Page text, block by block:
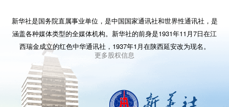
新华社是国务院直属事业单位，是中国国家通讯社和世界性通讯社，是
涵盖各种媒体类型的全媒体机构。新华社的前身是1931年11月7日在江
西瑞金成立的红色中华通讯社，1937年1月在陕西延安改为现名。
更多股权信息